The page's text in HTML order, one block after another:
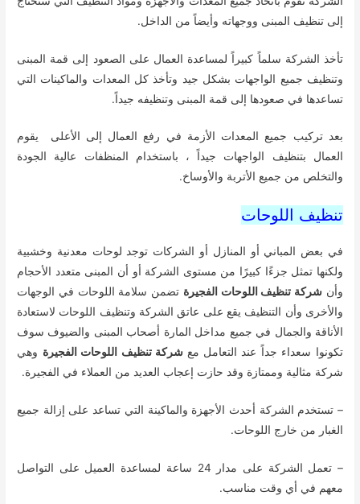
إلى تنظيف المبنى ووجهاته وأيضاً من الداخل.
تأخذ الشركة سلماً كبيراً لمساعدة العمال على الصعود إلى قمة المبنى
وتنظيف جميع الواجهات بشكل جيد وتأخذ كل المعدات والماكينات التي
تساعدها في صعودها إلى قمة المبنى وتنظيفه جيداً.
بعد تركيب جميع المعدات الأزمة في رفع العمال إلى الأعلى يقوم
العمال بتنظيف الواجهات جيداً ، باستخدام المنظفات عالية الجودة
والتخلص من جميع الأتربة والأوساخ.
تنظيف اللوحات
في بعض المباني أو المنازل أو الشركات توجد لوحات معدنية وخشبية
ولكنها تمثل جزءًا كبيرًا من مستوى الشركة أو أن المبنى متعدد الأحجام
وأن شركة تنظيف اللوحات الفجيرة تضمن سلامة اللوحات في الوجهات
والأخرى وأن التنظيف يقع على عاتق الشركة وتنظيف اللوحات لاستعادة
الأناقة والجمال في جميع مداخل المارة أصحاب المبنى والضيوف سوف
تكونوا سعداء جداً عند التعامل مع شركة تنظيف اللوحات الفجيرة وهي
شركة مثالية وممتازة وقد حازت إعجاب العديد من العملاء في الفجيرة.
– تستخدم الشركة أحدث الأجهزة والماكينة التي تساعد على إزالة جميع
الغبار من خارج اللوحات.
– تعمل الشركة على مدار 24 ساعة لمساعدة العميل على التواصل
معهم في أي وقت مناسب.